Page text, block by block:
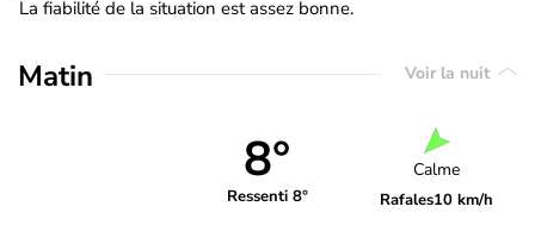
La fiabilité de la situation est assez bonne.
Matin Voir la nuit
8°
Ressenti 8°
Calme
Rafales10 km/h